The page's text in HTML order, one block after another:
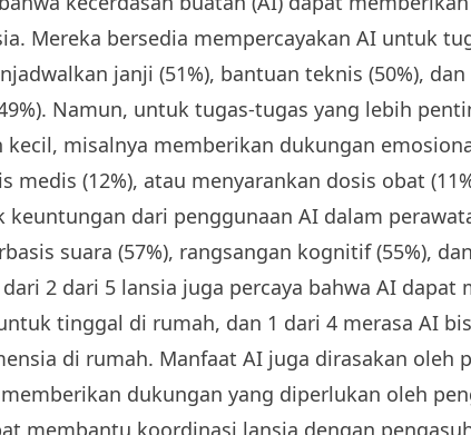
Mereka bersedia mempercayakan AI untuk
janji (51%), bantuan teknis (50%),
Namun, untuk tugas-tugas yang lebih
misalnya memberikan dukungan
medis (12%), atau menyarankan dosis obat
keuntungan dari penggunaan AI dalam
suara (57%), rangsangan kognitif (55%),
2 dari 5 lansia juga percaya bahwa AI dapat
tinggal di rumah, dan 1 dari 4 merasa AI
di rumah. Manfaat AI juga dirasakan oleh
dukungan yang diperlukan oleh
membantu koordinasi lansia dengan